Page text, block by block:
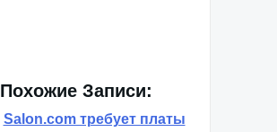
Похожие Записи:
Salon.com требует платы